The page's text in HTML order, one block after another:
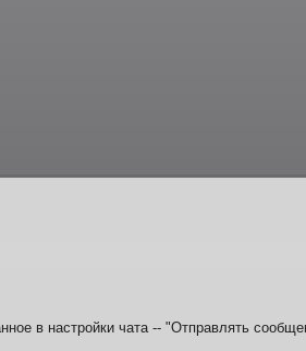
в настройки чата -- "Отправлять